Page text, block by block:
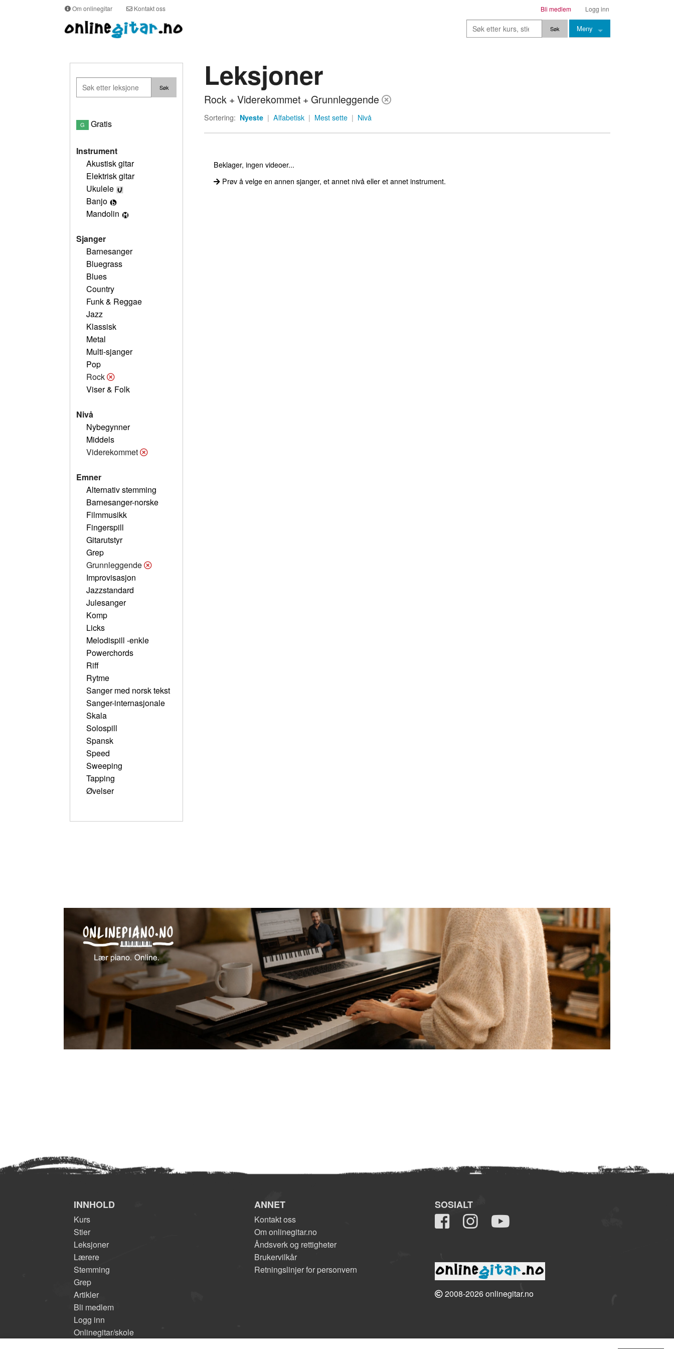
Om onlinegitar Kontakt oss Logg inn
Bli medlem
Meny
Stemming
G Gratis
Instrument
Akustisk gitar
Elektrisk gitar
Ukulele
Banjo
Mandolin
Sjanger
Barnesanger
Bluegrass
Blues
Country
Funk & Reggae
Jazz
Klassisk
Metal
Multi-sjanger
Pop
Rock
Viser & Folk
Nivå
Nybegynner
Middels
Viderekommet
Emner
Alternativ stemming
Barnesanger-norske
Filmmusikk
Fingerspill
Gitarutstyr
Grep
Grunnleggende
Improvisasjon
Jazzstandard
Julesanger
Komp
Licks
Melodispill -enkle
Powerchords
Riff
Rytme
Sanger med norsk tekst
Sanger-internasjonale
Skala
Solospill
Spansk
Speed
Sweeping
Tapping
Øvelser
Leksjoner
Rock + Viderekommet + Grunnleggende
Sortering: Nyeste | Alfabetisk | Mest sette | Nivå
Beklager, ingen videoer...
Prøv å velge en annen sjanger, et annet nivå eller et annet instrument.
INNHOLD
Kurs
Stier
Leksjoner
Lærere
Stemming
Grep
Artikler
Bli medlem
Logg inn
Onlinegitar/skole
ANNET
Kontakt oss
Om onlinegitar.no
Åndsverk og rettigheter
Brukervilkår
Retningslinjer for personvern
SOSIALT
2008-2026 onlinegitar.no